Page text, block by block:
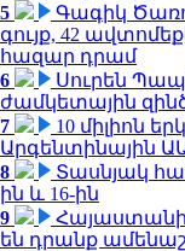
5
Գագիկ
գույք, 42
հազար դրամ
6
Սուրեն
ժամկետային
7
10 միլիոն
Արգենտինային
8
Տասնյակ
ին և 16-ին
9
են դրանք